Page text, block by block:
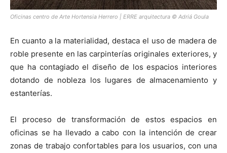
Oficinas centro de Arte Hortensia Herrero | ERRE arquitectura © Adriá Goula
En cuanto a la materialidad, destaca el uso de madera de
roble presente en las carpinterías originales exteriores, y
que ha contagiado el diseño de los espacios interiores
dotando de nobleza los lugares de almacenamiento y
estanterías.
El proceso de transformación de estos espacios en
oficinas se ha llevado a cabo con la intención de crear
zonas de trabajo confortables para los usuarios, con una